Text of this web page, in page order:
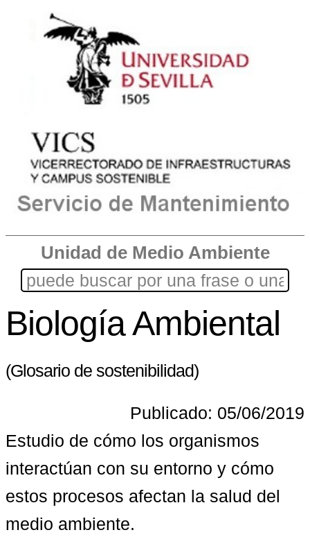
Unidad de Medio Ambiente
Biología Ambiental
(Glosario de sostenibilidad)
Publicado: 05/06/2019
Estudio de cómo los organismos
interactúan con su entorno y cómo
estos procesos afectan la salud del
medio ambiente.